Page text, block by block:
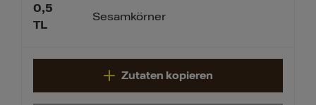
0,5
TL
Sesamkörner
Zutaten kopieren